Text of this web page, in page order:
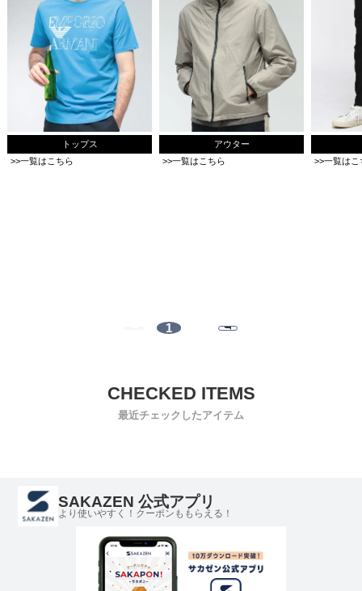
トップス
>>一覧はこちら
アウター
>>一覧はこちら
>>一覧はこ
1
最近チェックしたアイテム
SAKAZEN 公式アプリ
より使いやすく！クーポンももらえる！